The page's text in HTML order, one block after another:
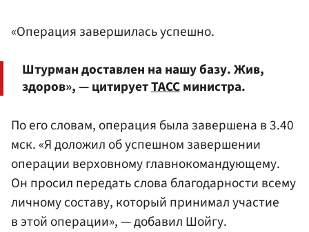
«Операция завершилась успешно.
Штурман доставлен на нашу базу. Жив,
здоров», — цитируетТАССминистра.
По его словам, операция была завершена в 3.40
мск. «Я доложил об успешном завершении
операции верховному главнокомандующему.
Он просил передать слова благодарности всему
личному составу, который принимал участие
в этой операции», — добавил Шойгу.